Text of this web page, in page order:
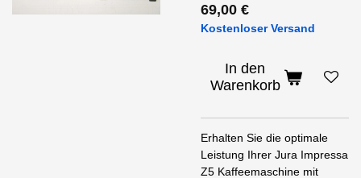
69,00 €
Kostenloser Versand
In den
Warenkorb
Erhalten Sie die optimale
Leistung Ihrer Jura Impressa
Z5 Kaffeemaschine mit